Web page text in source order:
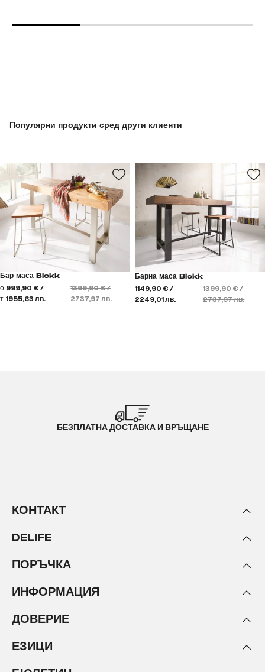
Популярни продукти сред други клиенти
Бар маса Blokk
о
т
999,90 € /
1955,63 лв.
1399,90 € /
2737,97 лв.
Барна маса Blokk
1149,90 € /
2249,01 лв.
1399,90 € /
2737,97 лв.
БЕЗПЛАТНА ДОСТАВКА И ВРЪЩАНЕ
КОНТАКТ
DELIFE
ПОРЪЧКА
ИНФОРМАЦИЯ
ДОВЕРИЕ
ЕЗИЦИ